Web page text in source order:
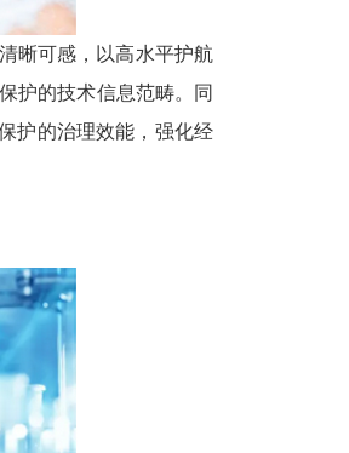
晰可感，以高水平护航
护的技术信息范畴。同
护的治理效能，强化经